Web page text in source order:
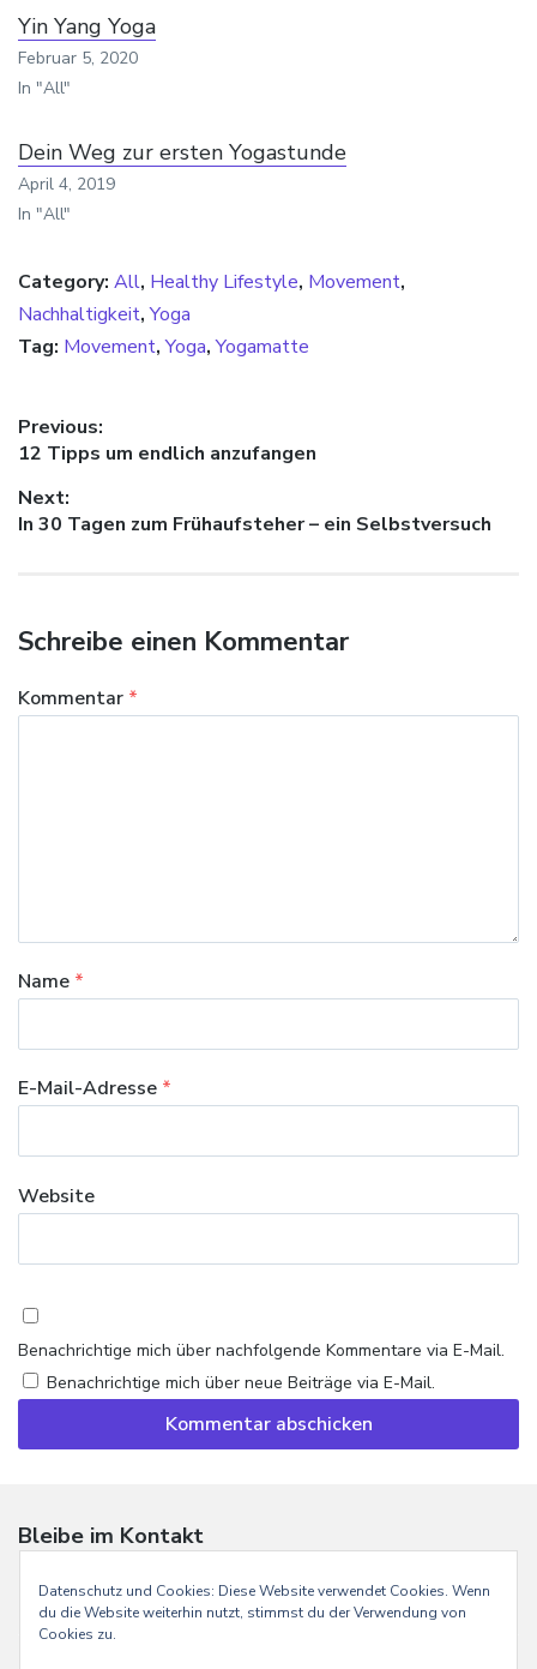
Yin Yang Yoga
Februar 5, 2020
In "All"
Dein Weg zur ersten Yogastunde
April 4, 2019
In "All"
Category: All, Healthy Lifestyle, Movement,
Nachhaltigkeit,Yoga
Tag: Movement,Yoga,Yogamatte
Beitragsnavigation
Previous:
Previous
12 Tipps um endlich anzufangen
Next:
Next
In 30 Tagen zum Frühaufsteher – ein Selbstversuch
Schreibe einen Kommentar
Kommentar *
Name *
E-Mail-Adresse *
Website
Benachrichtige mich über nachfolgende Kommentare via E-Mail.
Benachrichtige mich über neue Beiträge via E-Mail.
Bleibe im Kontakt
MailDatenschutz und Cookies: Diese Website verwendet Cookies. Wenn
du die Website weiterhin nutzt, stimmst du der Verwendung von
Cookies zu.